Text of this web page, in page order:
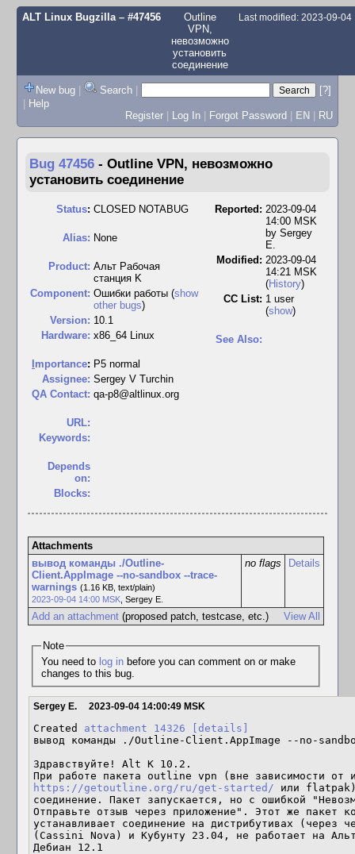
ALT Linux Bugzilla– #47456
Outline
VPN,
невозможно
установить
соединение
Last modified: 2023-09-04
New bug | Search |
[?]
| Help
Register | Log In | Forgot Password | EN | RU
Bug 47456 - Outline VPN, невозможно
установить соединение
Status: CLOSED NOTABUG
Alias: None
Product: Альт Рабочая
станция K
Component: Ошибки работы (show
other bugs)
Version: 10.1
Hardware: x86_64 Linux
mportance: P5 normal
Assignee: Sergey V Turchin
QA Contact: qa-p8@altlinux.org
URL:
Keywords:
Depends
on:
Blocks:
Reported: 2023-09-04
14:00 MSK
by Sergey
E.
Modified: 2023-09-04
14:21 MSK
(History)
CC List: 1 user
(show)
See Also:
Attachments
вывод команды ./Outline-
Client.AppImage --no-sandbox --trace-
warnings (1.16 KB, text/plain)
2023-09-04 14:00 MSK, Sergey E.
no flags Details
View All
Add an attachment(proposed patch, testcase, etc.)
Note
You need to log inbefore you can comment on or make
changes to this bug.
Sergey E. 2023-09-04 14:00:49 MSK
Created attachment 14326
[details]
вывод команды ./Outline-Client.AppImage --no-
Здравствуйте! Alt K 10.2.
https://getoutline.org/ru/get-started/ или flatpak)
соединение. Пакет запускается, но с ошибкой
Отправьте отзыв через приложение". Этот же пакет
устанавливает соединение на дистрибутивах
(Cassini Nova) и Кубунту 23.04, не работает на
Дебиан 12.1